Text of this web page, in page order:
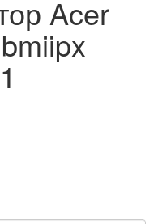
Acer